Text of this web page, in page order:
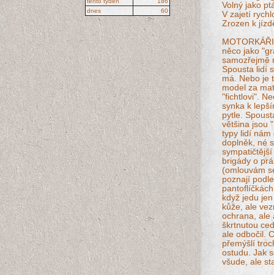
Volný jako
V zajetí
Zrozen k
něco jako
samozřejmě
Spousta lidí
má. Nebo je
model za
"fichtlovi".
synka k
pytle.
většina jsou
typy lidí nám
doplněk, né
brigády o
(omlouvám
poznají
když jedu
kůže, ale
ochrana, ale
škrtnutou
ale odbočil.
přemýšlí
ostudu. Jak
všude, ale
dnes
60